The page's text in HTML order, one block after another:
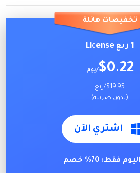
تخفيضات هائلة
1 ربع License
$0.22/يوم
$19.95/ربع
(بدون ضريبة)
اشتري الآن
اليوم فقط: 70% خصم